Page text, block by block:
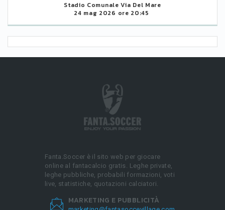
Stadio Comunale Via Del Mare
24 mag 2026 ore 20:45
Fanta.Soccer è il sito web per giocare
online al fantacalcio gratis. Leghe private,
leghe pubbliche, probabili formazioni, voti
live, statistiche, quotazioni calciatori.
MARKETING E PUBBLICITÀ